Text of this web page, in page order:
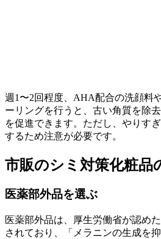
週1〜2回程度、AHA配合の洗顔料
ーリングを行うと、古い角質を除
を促進できます。ただし、やりす
するため注意が必要です。
市販のシミ対策化粧品
医薬部外品を選ぶ
医薬部外品は、厚生労働省が認め
されており、「メラニンの生成を